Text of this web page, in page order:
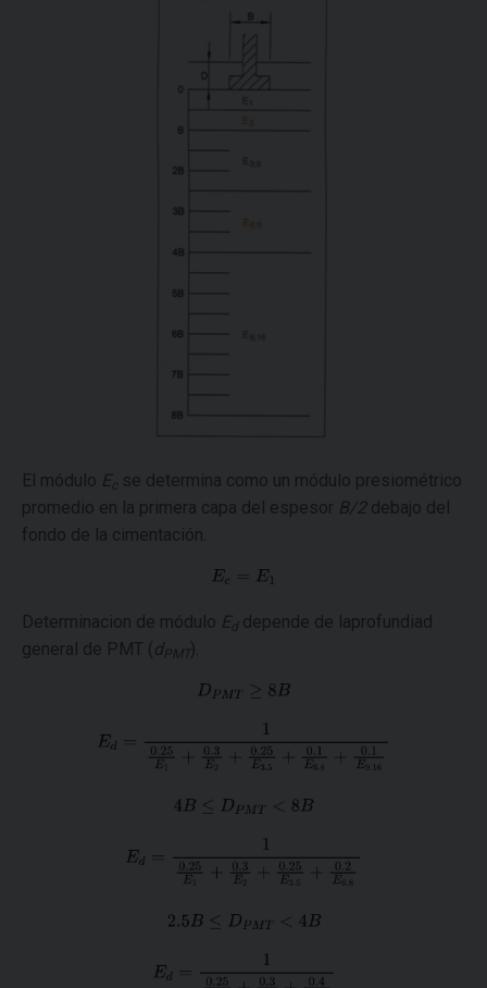
El módulo E
se determina como un módulo presiométrico
promedio en la primera capa del espesor B/2debajo del
fondo de la cimentación.
Determinacion de módulo E ddepende de laprofundiad
general de PMT ( dPMT).